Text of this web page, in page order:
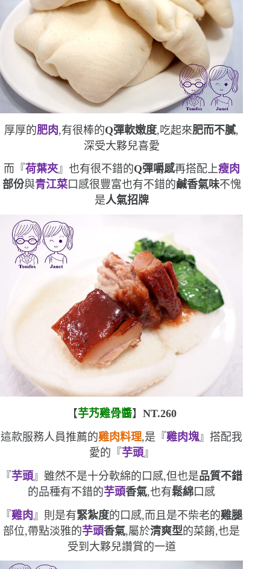
厚厚的肥肉,有很棒的Q彈軟嫩度,吃起來肥而不膩,
深受大夥兒喜愛
而『 荷葉夾』也有很不錯的Q彈嚼感再搭配上瘦肉
部份與青江菜口感很豐富也有不錯的鹹香氣味不愧
是人氣招牌
【芋艿雞骨醬】 NT.260
這款服務人員推薦的雞肉料理,是『雞肉塊』搭配我
愛的『 芋頭』
『芋頭 』雖然不是十分軟綿的口感,但也是品質不錯
的品種有不錯的芋頭香氣,也有鬆綿口感
『雞肉 』則是有緊紮度的口感,而且是不柴老的雞腿
部位,帶點淡雅的芋頭香氣,屬於清爽型的菜餚,也是
受到大夥兒讚賞的一道